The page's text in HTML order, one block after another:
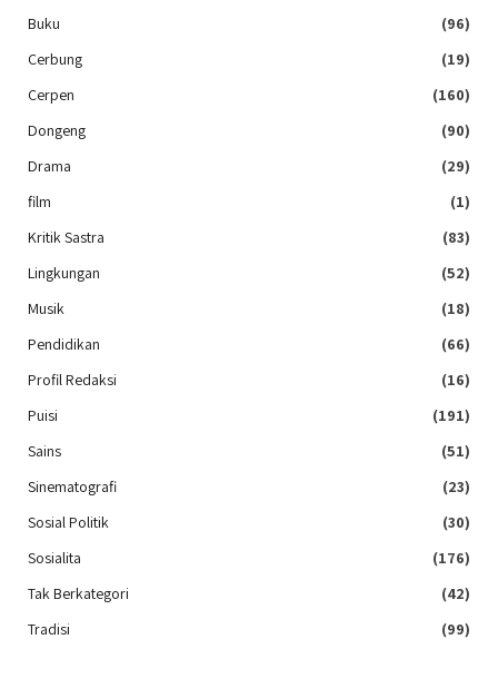
Buku
(96)
Cerbung
(19)
Cerpen
(160)
Dongeng
(90)
Drama
(29)
film
(1)
Kritik Sastra
(83)
Lingkungan
(52)
Musik
(18)
Pendidikan
(66)
Profil Redaksi
(16)
Puisi
(191)
Sains
(51)
Sinematografi
(23)
Sosial Politik
(30)
Sosialita
(176)
Tak Berkategori
(42)
Tradisi
(99)